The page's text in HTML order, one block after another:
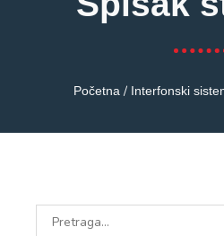
Početna/ Interfonski